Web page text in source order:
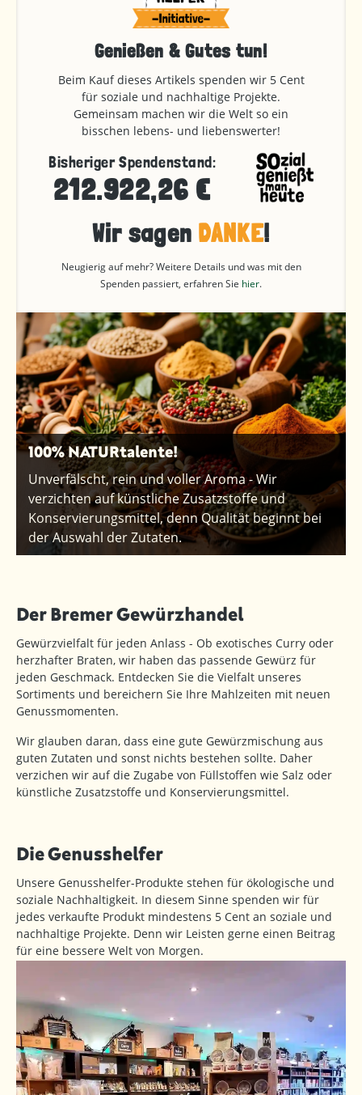
Genießen & Gutes tun!
Beim Kauf dieses Artikels spenden wir 5 Cent
für soziale und nachhaltige Projekte.
Gemeinsam machen wir die Welt so ein
bisschen lebens- und liebenswerter!
Bisheriger Spendenstand:
212.922,26 €
Wir sagen DANKE!
Neugierig auf mehr? Weitere Details und was mit den
Spenden passiert, erfahren Sie hier.
100% NATURtalente!
Unverfälscht, rein und voller Aroma - Wir
verzichten auf künstliche Zusatzstoffe und
Konservierungsmittel, denn Qualität beginnt bei
der Auswahl der Zutaten.
Der Bremer Gewürzhandel
Gewürzvielfalt für jeden Anlass - Ob exotisches Curry oder
herzhafter Braten, wir haben das passende Gewürz für
jeden Geschmack. Entdecken Sie die Vielfalt unseres
Sortiments und bereichern Sie Ihre Mahlzeiten mit neuen
Genussmomenten.
Wir glauben daran, dass eine gute Gewürzmischung aus
guten Zutaten und sonst nichts bestehen sollte. Daher
verzichen wir auf die Zugabe von Füllstoffen wie Salz oder
künstliche Zusatzstoffe und Konservierungsmittel.
Die Genusshelfer
Unsere Genusshelfer-Produkte stehen für ökologische und
soziale Nachhaltigkeit. In diesem Sinne spenden wir für
jedes verkaufte Produkt mindestens 5 Cent an soziale und
nachhaltige Projekte. Denn wir Leisten gerne einen Beitrag
für eine bessere Welt von Morgen.